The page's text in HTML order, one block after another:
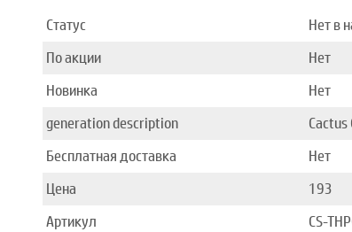
Статус
Нет в
По акции
Нет
Новинка
Нет
generation description
Бесплатная доставка
Нет
Цена
193
Артикул
CS-